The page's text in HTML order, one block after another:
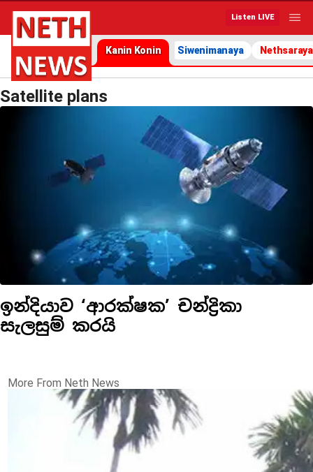
Listen LIVE
Kanin Konin Siwenimanaya Nethsaraya
Satellite plans
ඉන්දියාව ‘ආරක්ෂක’ චන්ද්‍රිකා
සැලසුම් කරයි
More From Neth News